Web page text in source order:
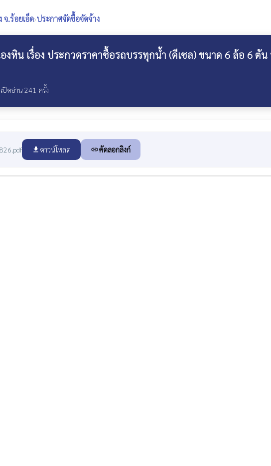
จ.ร้อยเอ็ด›ประกาศจัดซื้อจัดจ้าง
หิน เรื่อง ประกวดราคาซื้อรถบรรทุกน้ำ (ดีเซล) ขนาด 6 ล้อ 6 ตั
เปิดอ่าน 241 ครั้ง
file_download ดาวน์โหลด linkคัดลอกลิงก์